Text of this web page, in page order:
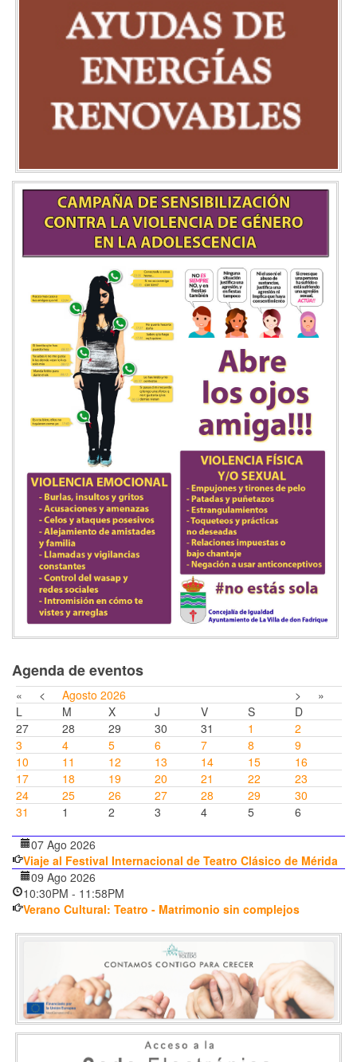
Agenda de eventos
« < Agosto 2026 >
»
L
M X J V S
D
27
28 29 30 31 1
2
3
4 5 6 7 8
9
10
11 12 13 14 15
16
17
18 19 20 21 22
23
24
25 26 27 28 29
30
31
1 2 3 4 5 6
07 Ago 2026
Viaje al Festival Internacional de Teatro Clásico de Mérida
09 Ago 2026
10:30PM - 11:58PM
Verano Cultural: Teatro - Matrimonio sin complejos